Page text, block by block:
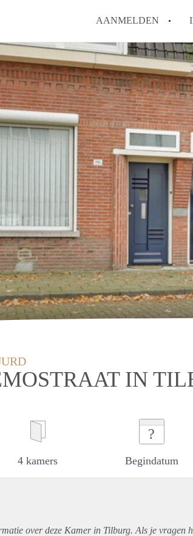
AANMELDEN
IN
4 kamers
?
Begindatum
over deze Kamer in Tilburg. Als je vragen